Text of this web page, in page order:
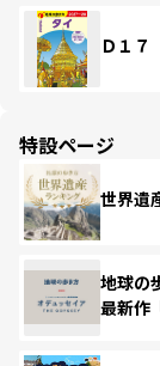
Ｄ１
特設ページ
世界遺
地球の
最新作